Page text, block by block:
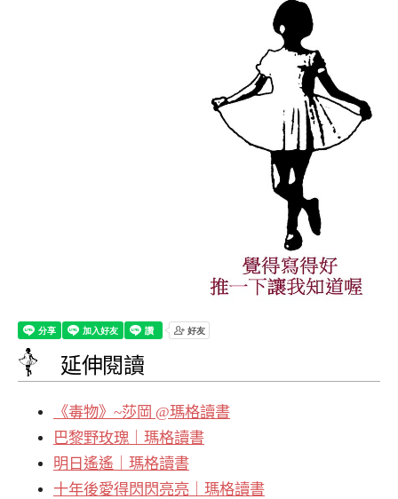
延伸閱讀
《毒物》~莎岡 @瑪格讀書
巴黎野玫瑰｜瑪格讀書
明日遙遙｜瑪格讀書
十年後愛得閃閃亮亮｜瑪格讀書